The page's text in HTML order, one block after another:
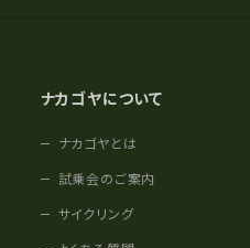
ナカゴヤについて
ナカゴヤとは
試乗会のご案内
サイクリング